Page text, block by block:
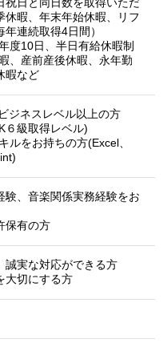
休暇、年末年始休暇、リフ
連続取得4日間）
度10日、半日有給休暇制
、産前産後休暇、永年勤
暇など
ジネスレベル以上の方
６級取得レベル)
ルをお持ちの方(Excel、
験、音楽関係実務経験をお
保有の方
誠実な対応ができる方
大切にする方